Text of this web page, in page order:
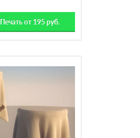
Печать от 195 руб.